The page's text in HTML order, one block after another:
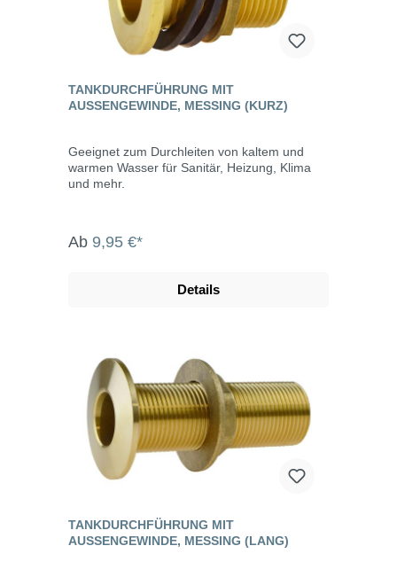
TANKDURCHFÜHRUNG MIT
AUSSENGEWINDE, MESSING (KURZ)
Geeignet zum Durchleiten von kaltem und
warmen Wasser für Sanitär, Heizung, Klima
und mehr.
Ab 9,95 €*
Details
TANKDURCHFÜHRUNG MIT
AUSSENGEWINDE, MESSING (LANG)